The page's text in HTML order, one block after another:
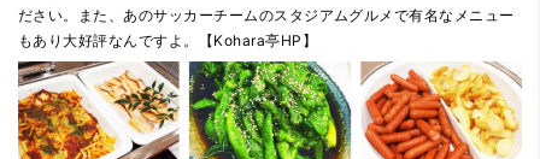
ださい。また、あのサッカーチームのスタジアムグルメで有名なメニュー
もあり大好評なんですよ。【Kohara亭HP 】